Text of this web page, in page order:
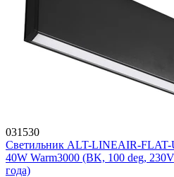
031530
Светильник ALT-LINEAIR-
40W Warm3000 (BK, 100 deg,
года)